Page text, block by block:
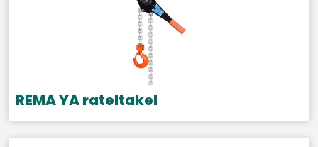
REMA YA rateltakel
Dit
product